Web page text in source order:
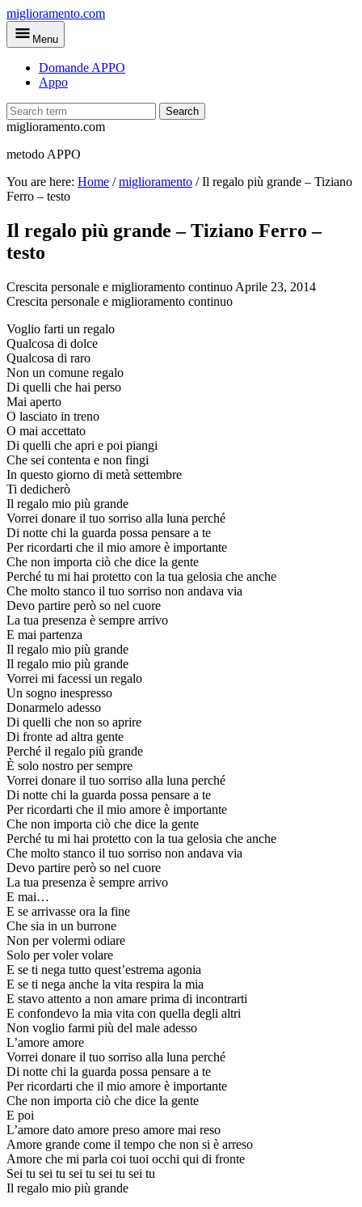
Skip
to
main
miglioramento.com
Menu
Domande APPO
Appo
Search
miglioramento.com
metodo APPO
You are here: Home /miglioramento /Il regalo più grande – Tiziano
Ferro – testo
Il regalo più grande – Tiziano Ferro –
testo
Crescita personale e miglioramento continuo Aprile 23, 2014
Crescita personale e miglioramento continuo
Voglio farti un regalo
Qualcosa di dolce
Qualcosa di raro
Non un comune regalo
Di quelli che hai perso
Mai aperto
O lasciato in treno
O mai accettato
Di quelli che apri e poi piangi
Che sei contenta e non fingi
In questo giorno di metà settembre
Ti dedicherò
Il regalo mio più grande
Vorrei donare il tuo sorriso alla luna perché
Di notte chi la guarda possa pensare a te
Per ricordarti che il mio amore è importante
Che non importa ciò che dice la gente
Perché tu mi hai protetto con la tua gelosia che anche
Che molto stanco il tuo sorriso non andava via
Devo partire però so nel cuore
La tua presenza è sempre arrivo
E mai partenza
Il regalo mio più grande
Il regalo mio più grande
Vorrei mi facessi un regalo
Un sogno inespresso
Donarmelo adesso
Di quelli che non so aprire
Di fronte ad altra gente
Perché il regalo più grande
È solo nostro per sempre
Vorrei donare il tuo sorriso alla luna perché
Di notte chi la guarda possa pensare a te
Per ricordarti che il mio amore è importante
Che non importa ciò che dice la gente
Perché tu mi hai protetto con la tua gelosia che anche
Che molto stanco il tuo sorriso non andava via
Devo partire però so nel cuore
La tua presenza è sempre arrivo
E mai…
E se arrivasse ora la fine
Che sia in un burrone
Non per volermi odiare
Solo per voler volare
E se ti nega tutto quest’estrema agonia
E se ti nega anche la vita respira la mia
E stavo attento a non amare prima di incontrarti
E confondevo la mia vita con quella degli altri
Non voglio farmi più del male adesso
L’amore amore
Vorrei donare il tuo sorriso alla luna perché
Di notte chi la guarda possa pensare a te
Per ricordarti che il mio amore è importante
Che non importa ciò che dice la gente
E poi
L’amore dato amore preso amore mai reso
Amore grande come il tempo che non si è arreso
Amore che mi parla coi tuoi occhi qui di fronte
Sei tu sei tu sei tu sei tu sei tu
Il regalo mio più grande